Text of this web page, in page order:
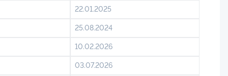
22.01.2025
25.08.2024
10.02.2026
03.07.2026